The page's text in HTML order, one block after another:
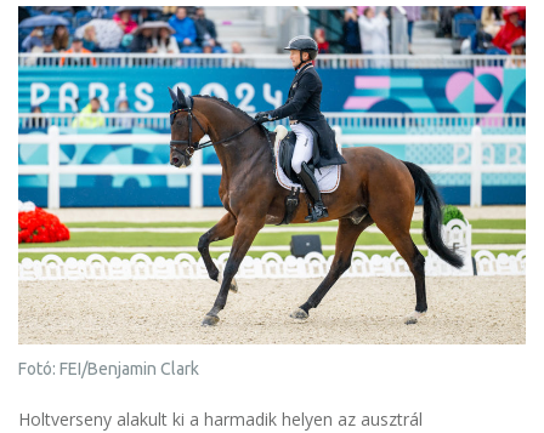
Fotó: FEI/Benjamin Clark
Holtverseny alakult ki a harmadik helyen az ausztrál